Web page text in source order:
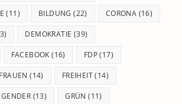
(11) BILDUNG (22) CORONA (16)
DEMOKRATIE (39)
FACEBOOK (16) FDP(17)
FRAUEN (14) FREIHEIT(14)
GENDER (13) GRÜN (11)